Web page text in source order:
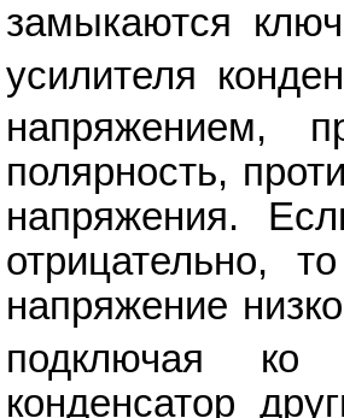
замыкаются
усилителя
напряжением,
полярность,
напряжения.
отрицательно,
напряжение
подключая ко
конденсатор